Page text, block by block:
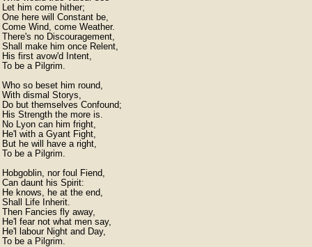
Let him come hither;
One here will Constant be,
Come Wind, come Weather.
There's no Discouragement,
Shall make him once Relent,
His first avow'd Intent,
To be a Pilgrim.
Who so beset him round,
With dismal Storys,
Do but themselves Confound;
His Strength the more is.
No Lyon can him fright,
He'l with a Gyant Fight,
But he will have a right,
To be a Pilgrim.
Hobgoblin, nor foul Fiend,
Can daunt his Spirit:
He knows, he at the end,
Shall Life Inherit.
Then Fancies fly away,
He'l fear not what men say,
He'l labour Night and Day,
To be a Pilgrim.